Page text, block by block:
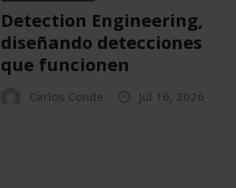
Detection Engineering,
diseñando detecciones
que funcionen
Carlos Conde Jul 16, 2026